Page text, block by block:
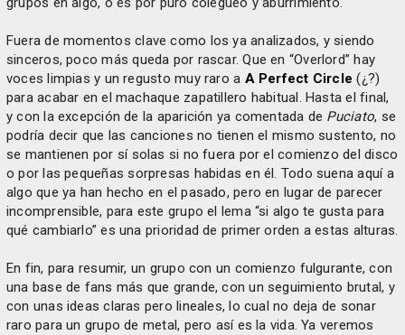
Fuera de momentos clave como los ya analizados, y siendo
sinceros, poco más queda por rascar. Que en “Overlord” hay
voces limpias y un regusto muy raro a A Perfect Circle (¿?)
para acabar en el machaque zapatillero habitual. Hasta el final,
y con la excepción de la aparición ya comentada de Puciato, se
podría decir que las canciones no tienen el mismo sustento, no
se mantienen por sí solas si no fuera por el comienzo del disco
o por las pequeñas sorpresas habidas en él. Todo suena aquí a
algo que ya han hecho en el pasado, pero en lugar de parecer
incomprensible, para este grupo el lema “si algo te gusta para
qué cambiarlo” es una prioridad de primer orden a estas alturas.
En fin, para resumir, un grupo con un comienzo fulgurante, con
una base de fans más que grande, con un seguimiento brutal, y
con unas ideas claras pero lineales, lo cual no deja de sonar
raro para un grupo de metal, pero así es la vida. Ya veremos